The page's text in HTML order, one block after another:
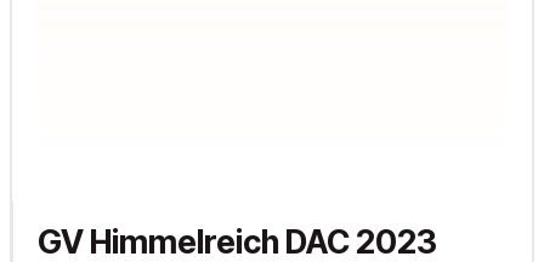
GV Himmelreich DAC 2023